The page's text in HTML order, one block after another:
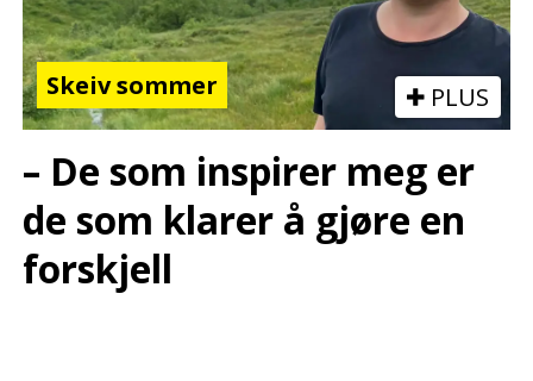
Skeiv sommer PLUS
– De som inspirer meg er
de som klarer å gjøre en
forskjell